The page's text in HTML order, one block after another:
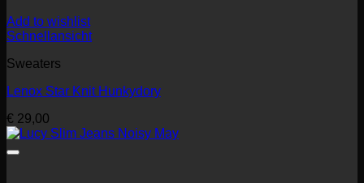
Add to wishlist
Schnellansicht
Sweaters
Lenox Star Knit Hunkydory
€ 29,00